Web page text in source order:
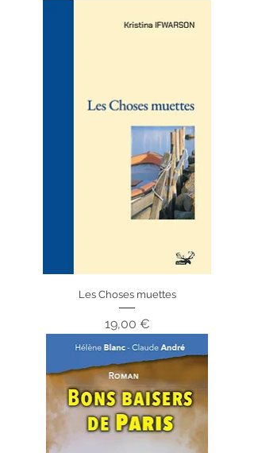
Les Choses muettes
Prix
19,00 €